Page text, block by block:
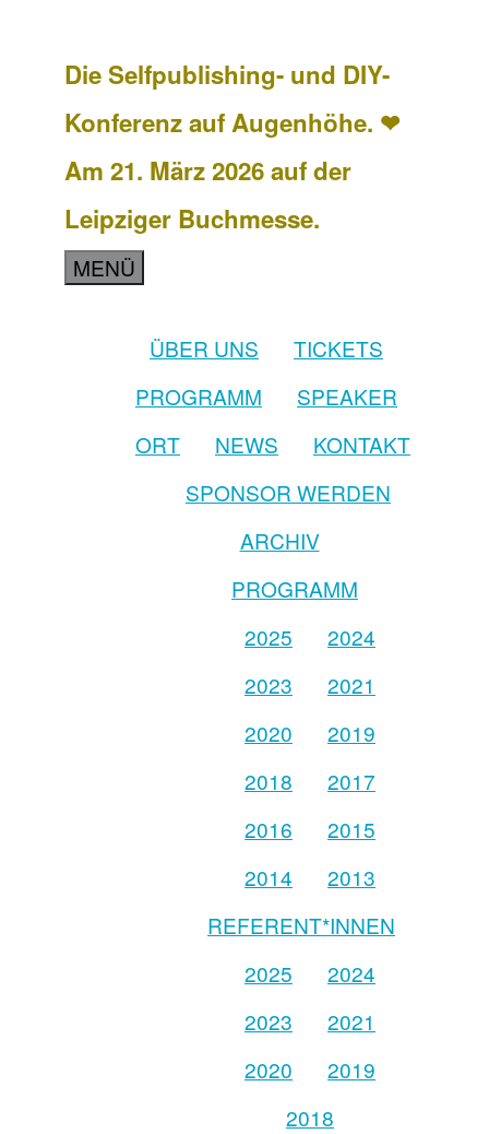
Die Selfpublishing- und DIY-
Konferenz auf Augenhöhe. ❤
Am 21. März 2026 auf der
Leipziger Buchmesse.
MENÜ
ÜBER UNS
TICKETS
PROGRAMM
SPEAKER
ORT
NEWS
KONTAKT
SPONSOR WERDEN
ARCHIV
PROGRAMM
2025
2024
2023
2021
2020
2019
2018
2017
2016
2015
2014
2013
REFERENT*INNEN
2025
2024
2023
2021
2020
2019
2018